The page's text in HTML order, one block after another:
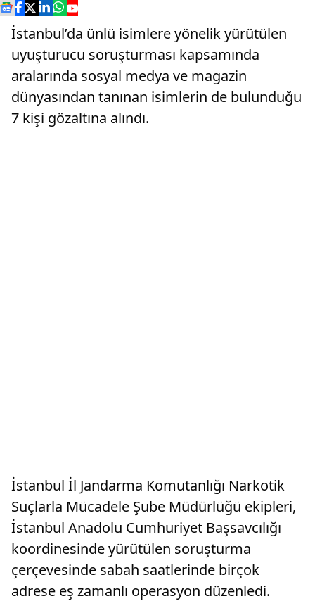
İstanbul’da ünlü isimlere yönelik yürütülen
uyuşturucu soruşturması kapsamında
aralarında sosyal medya ve magazin
dünyasından tanınan isimlerin de bulunduğu
7 kişi gözaltına alındı.
İstanbul İl Jandarma Komutanlığı Narkotik
Suçlarla Mücadele Şube Müdürlüğü ekipleri,
İstanbul Anadolu Cumhuriyet Başsavcılığı
koordinesinde yürütülen soruşturma
çerçevesinde sabah saatlerinde birçok
adrese eş zamanlı operasyon düzenledi.